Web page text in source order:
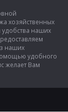
хозяйственных
наших
наших
удобного
желает Вам